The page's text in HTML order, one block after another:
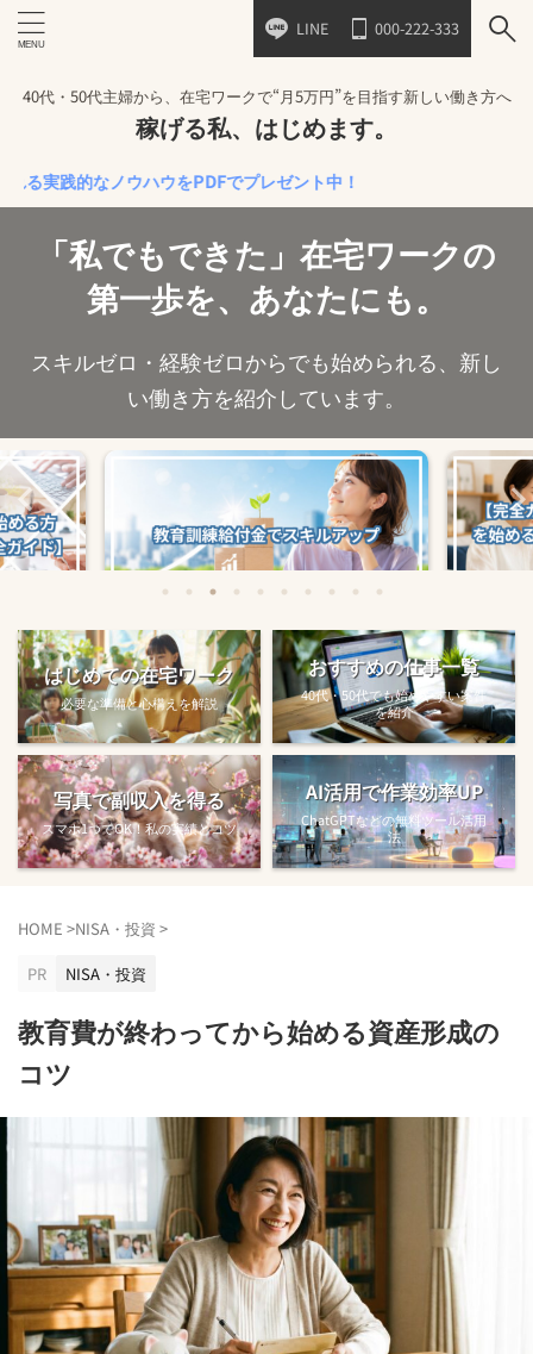
LINE 000-222-333
40代・50代主婦から、在宅ワークで“月5万円”を目指す新しい働き方へ
稼げる私、はじめます。
的なノウハウをPDFでプレゼント中！
「私でもできた」在宅ワークの
第一歩を、あなたにも。
スキルゼロ・経験ゼロからでも始められる、新し
い働き方を紹介しています。
る方法
教育訓練給付金で賢くスキルアップする
方法【主婦でも使え...
【完全ガ
はじめての在宅ワーク
必要な準備と心構えを解説
おすすめの仕事一覧
40代・50代でも始めやすい案件
を紹介
写真で副収入を得る
スマホ1つでOK！私の実績とコツ
AI活用で作業効率UP
ChatGPTなどの無料ツール活用
法
HOME >NISA・投資 >
PR
NISA・投資
教育費が終わってから始める資産形成の
コツ